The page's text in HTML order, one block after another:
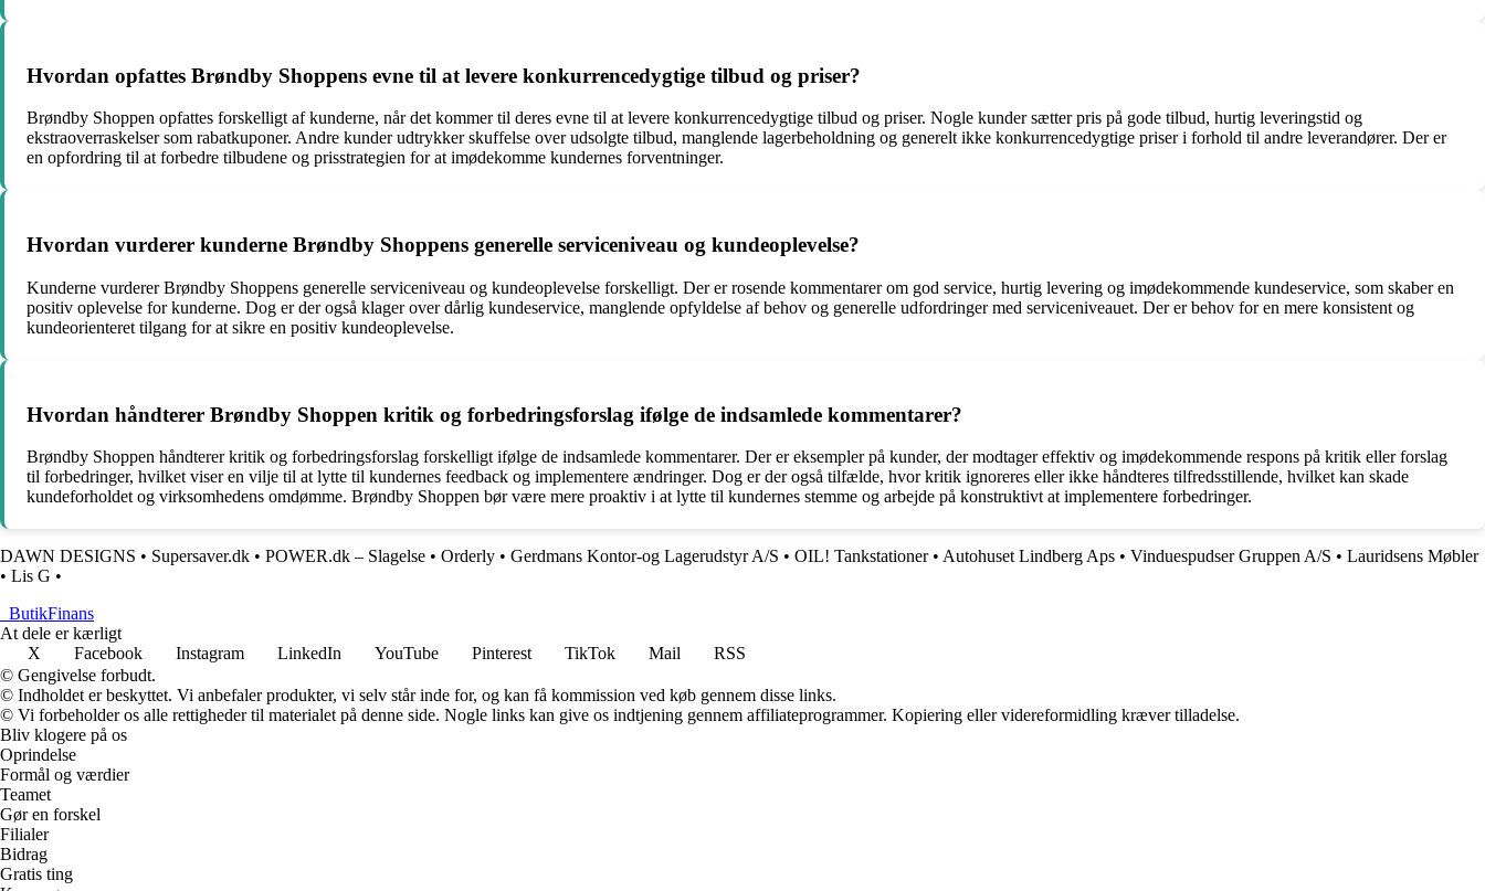
Hvordan opfattes Brøndby Shoppens evne til at levere konkurrencedygtige tilbud og priser?
Brøndby Shoppen opfattes forskelligt af kunderne, når det kommer til deres evne til at levere konkurrencedygtige tilbud og priser. Nogle kunder sætter pris på gode tilbud, hurtig leveringstid og
ekstraoverraskelser som rabatkuponer. Andre kunder udtrykker skuffelse over udsolgte tilbud, manglende lagerbeholdning og generelt ikke konkurrencedygtige priser i forhold til andre leverandører. Der er
en opfordring til at forbedre tilbudene og prisstrategien for at imødekomme kundernes forventninger.
Hvordan vurderer kunderne Brøndby Shoppens generelle serviceniveau og kundeoplevelse?
Kunderne vurderer Brøndby Shoppens generelle serviceniveau og kundeoplevelse forskelligt. Der er rosende kommentarer om god service, hurtig levering og imødekommende kundeservice, som skaber en
positiv oplevelse for kunderne. Dog er der også klager over dårlig kundeservice, manglende opfyldelse af behov og generelle udfordringer med serviceniveauet. Der er behov for en mere konsistent og
kundeorienteret tilgang for at sikre en positiv kundeoplevelse.
Hvordan håndterer Brøndby Shoppen kritik og forbedringsforslag ifølge de indsamlede kommentarer?
Brøndby Shoppen håndterer kritik og forbedringsforslag forskelligt ifølge de indsamlede kommentarer. Der er eksempler på kunder, der modtager effektiv og imødekommende respons på kritik eller forslag
til forbedringer, hvilket viser en vilje til at lytte til kundernes feedback og implementere ændringer. Dog er der også tilfælde, hvor kritik ignoreres eller ikke håndteres tilfredsstillende, hvilket kan skade
kundeforholdet og virksomhedens omdømme. Brøndby Shoppen bør være mere proaktiv i at lytte til kundernes stemme og arbejde på konstruktivt at implementere forbedringer.
DAWN DESIGNS • Supersaver.dk • POWER.dk – Slagelse • Orderly • Gerdmans Kontor-og Lagerudstyr A/S • OIL! Tankstationer• Autohuset Lindberg Aps • Vinduespudser Gruppen A/S • Lauridsens Møbler
• Lis G •
ButikFinans
At dele er kærligt
X
Facebook Instagram LinkedIn YouTube Pinterest TikTok Mail
RSS
© Gengivelse forbudt.
© Indholdet er beskyttet. Vi anbefaler produkter, vi selv står inde for, og kan få kommission ved køb gennem disse links.
© Vi forbeholder os alle rettigheder til materialet på denne side. Nogle links kan give os indtjening gennem affiliateprogrammer. Kopiering eller videreformidling kræver tilladelse.
Bliv klogere på os
Oprindelse
Formål og værdier
Teamet
Gør en forskel
Filialer
Bidrag
Gratis ting